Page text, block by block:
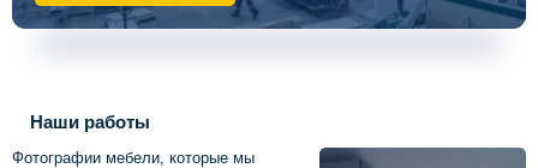
Наши работы
Фотографии мебели, которые мы